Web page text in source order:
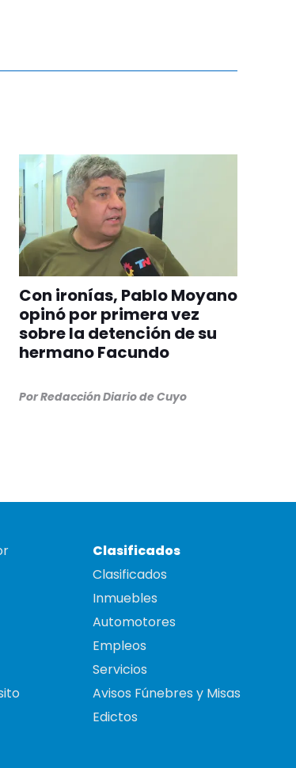
Con ironías, Pablo Moyano
opinó por primera vez
sobre la detención de su
hermano Facundo
PorRedacción Diario de Cuyo
Clasificados
Clasificados
Inmuebles
Automotores
Empleos
Servicios
Avisos Fúnebres y Misas
Edictos